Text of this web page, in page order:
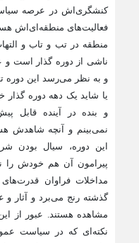
کنشگری‌اش در عرصه
فعالیت‌های منطقه‌ای‌اش
منطقه در تب و تاب و
ناشی از دوره گذار است و
و به نظر می‌رسد این دوره
یا شاید یک دهه دوره گذار
و بنده در آینده قابل
نمی‌بینم و آنچه شاهدش
این دوره، سیال بودن
پیرامون آن هم خودش را
مداخلات فراوان
گذشته رنج می‌برد و آثار و
مشاهده هستند. عبور از
نکته‌ای که در سیاست